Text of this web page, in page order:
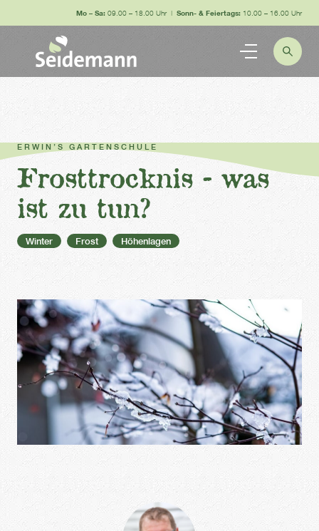
Mo – Sa: 09.00 – 18.00 Uhr | Sonn- & Feiertags: 10.00 – 16.00 Uhr
ERWIN’S GARTENSCHULE
Frosttrocknis - was
ist zu tun?
Winter Frost Höhenlagen